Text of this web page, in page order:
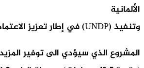
الألمانية
وتنفيذ (UNDP) في إطار تعزيز الاعتماد على الطاقة المتجددة.